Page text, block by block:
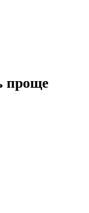
проще